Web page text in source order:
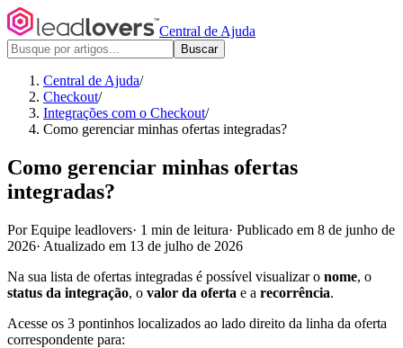
Central de Ajuda
Buscar
Central de Ajuda/
Checkout/
Integrações com o Checkout/
Como gerenciar minhas ofertas integradas?
Como gerenciar minhas ofertas
integradas?
Por Equipe leadlovers· 1 min de leitura· Publicado em 8 de junho de
2026· Atualizado em 13 de julho de 2026
Na sua lista de ofertas integradas é possível visualizar o nome, o
status da integração, o valor da oferta e a recorrência.
Acesse os 3 pontinhos localizados ao lado direito da linha da oferta
correspondente para: